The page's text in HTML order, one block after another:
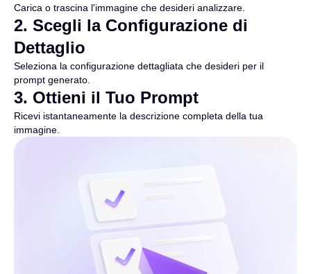
Carica o trascina l'immagine che desideri analizzare.
2. Scegli la Configurazione di
Dettaglio
Seleziona la configurazione dettagliata che desideri per il
prompt generato.
3. Ottieni il Tuo Prompt
Ricevi istantaneamente la descrizione completa della tua
immagine.